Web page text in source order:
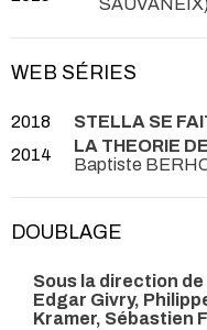
SAUVANEIX)
WEB SÉRIES
2018 STELLA SE
2014
LA THEORIE
Baptiste
DOUBLAGE
Sous la direction
Edgar Givry,
Kramer, Sébastien